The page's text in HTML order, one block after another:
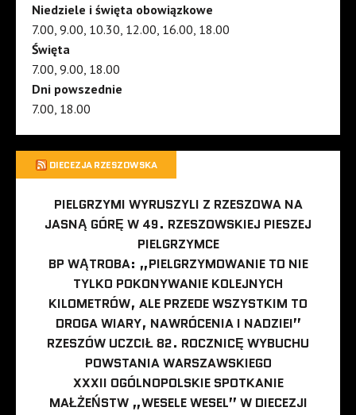
Niedziele i święta obowiązkowe
7.00, 9.00, 10.30, 12.00, 16.00, 18.00
Święta
7.00, 9.00, 18.00
Dni powszednie
7.00, 18.00
DIECEZJA RZESZOWSKA
PIELGRZYMI WYRUSZYLI Z RZESZOWA NA
JASNĄ GÓRĘ W 49. RZESZOWSKIEJ PIESZEJ
PIELGRZYMCE
BP WĄTROBA: „PIELGRZYMOWANIE TO NIE
TYLKO POKONYWANIE KOLEJNYCH
KILOMETRÓW, ALE PRZEDE WSZYSTKIM TO
DROGA WIARY, NAWRÓCENIA I NADZIEI”
RZESZÓW UCZCIŁ 82. ROCZNICĘ WYBUCHU
POWSTANIA WARSZAWSKIEGO
XXXII OGÓLNOPOLSKIE SPOTKANIE
MAŁŻEŃSTW „WESELE WESEL” W DIECEZJI